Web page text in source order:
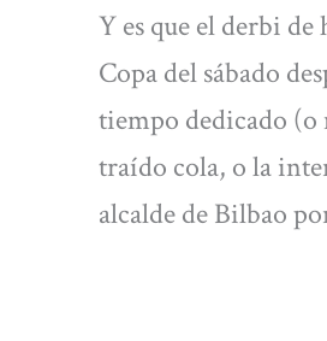
Y es que el derbi
Copa del sábado
tiempo dedicado (o
traído cola, o la
alcalde de Bilbao